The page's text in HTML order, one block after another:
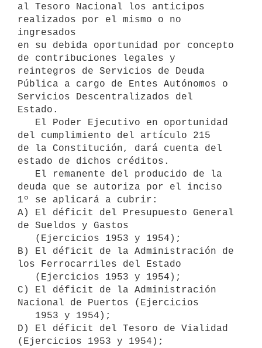
al Tesoro Nacional los anticipos
realizados por el mismo o no
ingresados
en su debida oportunidad por concepto
de contribuciones legales y
reintegros de Servicios de Deuda
Pública a cargo de Entes Autónomos o
Servicios Descentralizados del
Estado.
del cumplimiento del artículo 215
de la Constitución, dará cuenta del
estado de dichos créditos.
deuda que se autoriza por el inciso
1º se aplicará a cubrir:
A) El déficit del Presupuesto General
de Sueldos y Gastos
B) El déficit de la Administración de
los Ferrocarriles del Estado
C) El déficit de la Administración
Nacional de Puertos (Ejercicios
D) El déficit del Tesoro de Vialidad
(Ejercicios 1953 y 1954);